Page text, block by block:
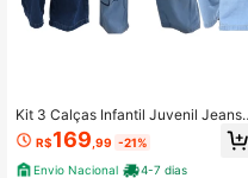
Kit 3 Calças Infantil Juvenil Jeans
Menina Wide Leg Pantalona
R$169 ,99 -21%
Envio Nacional
4-7 dias